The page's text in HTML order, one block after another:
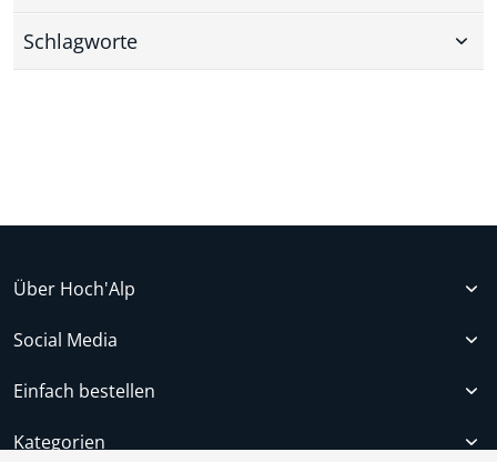
Schlagworte
Über Hoch'Alp
Social Media
Einfach bestellen
Kategorien